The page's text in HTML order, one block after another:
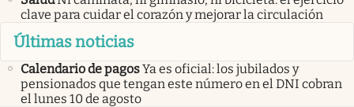
clave para cuidar el corazón y mejorar la circulación
Últimas noticias
Calendario de pagosYa es oficial: los jubilados y
pensionados que tengan este número en el DNI cobran
el lunes 10 de agosto